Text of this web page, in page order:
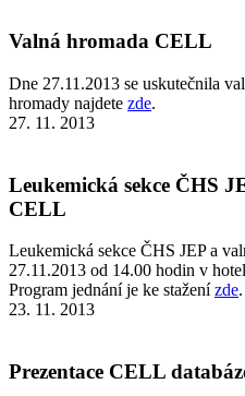
Valná hromada CELL
Dne 27.11.2013 se uskutečnila
hromady najdete zde.
27. 11. 2013
Leukemická sekce ČHS
CELL
Leukemická sekce ČHS JEP a
27.11.2013 od 14.00 hodin v
Program jednání je ke staženízde.
23. 11. 2013
Prezentace CELL